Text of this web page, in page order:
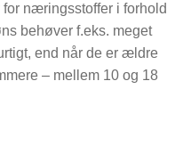
næringsstoffer i forhold
behøver f.eks. meget
end når de er ældre
– mellem 10 og 18